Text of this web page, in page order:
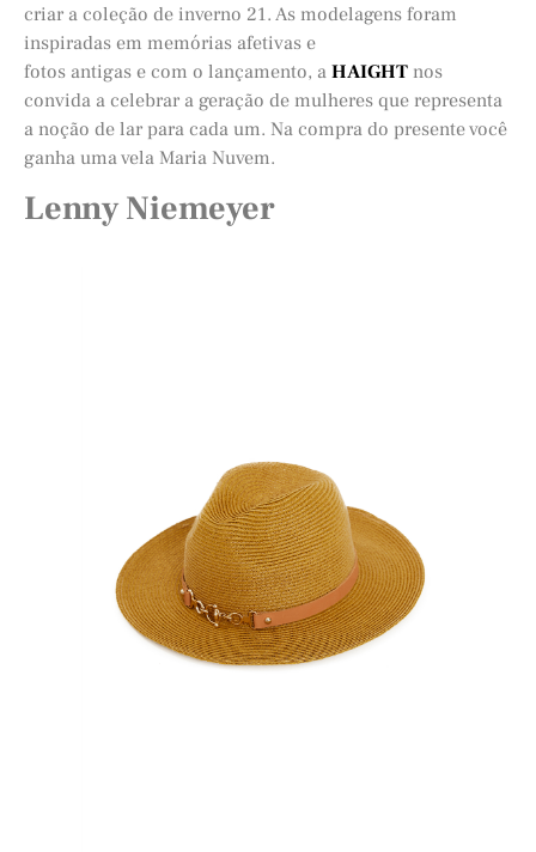
criar a coleção de inverno 21. As modelagens foram
inspiradas em memórias afetivas e
fotos antigas e com o lançamento, a HAIGHT nos
convida a celebrar a geração de mulheres que representa
a noção de lar para cada um. Na compra do presente você
ganha uma vela Maria Nuvem.
Lenny Niemeyer